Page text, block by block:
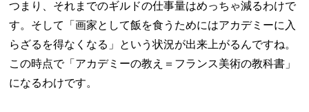
つまり、それまでのギルドの仕事量はめっちゃ減るわけで
す。そして「画家として飯を食うためにはアカデミーに入
らざるを得なくなる」という状況が出来上がるんですね。
この時点で「アカデミーの教え＝フランス美術の教科書」
になるわけです。